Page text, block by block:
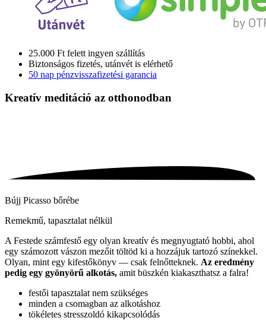
25.000 Ft felett ingyen szállítás
Biztonságos fizetés, utánvét is elérhető
50 nap pénzvisszafizetési garancia
Kreatív meditáció az otthonodban
Bújj Picasso bőrébe
Remekmű, tapasztalat nélkül
A Festede számfestő egy olyan kreatív és megnyugtató hobbi, ahol
egy számozott vászon mezőit töltöd ki a hozzájuk tartozó színekkel.
Olyan, mint egy kifestőkönyv — csak felnőtteknek. Az eredmény
pedig egy gyönyörű alkotás, amit büszkén kiakaszthatsz a falra!
festői tapasztalat nem szükséges
minden a csomagban az alkotáshoz
tökéletes stresszoldó kikapcsolódás